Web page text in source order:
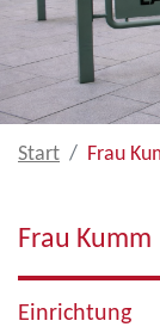
Start Frau
Frau Kumm
Einrichtung